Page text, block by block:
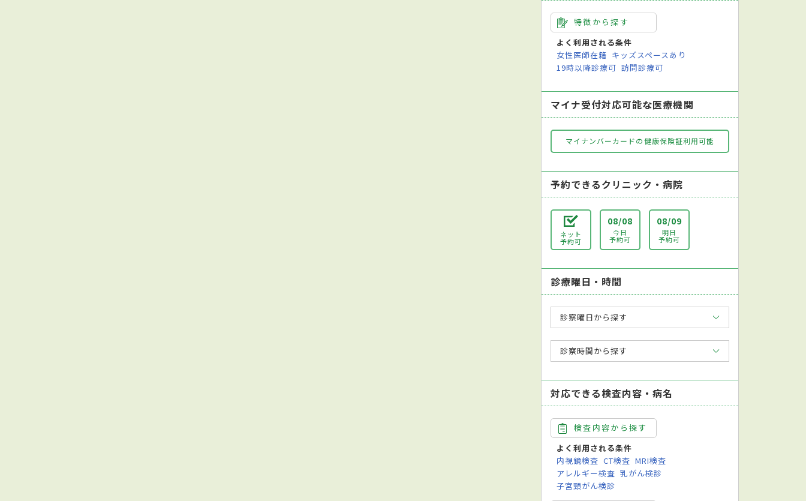
特徴から探す
よく利用される条件
女性医師在籍 キッズスペースあり
19時以降診療可 訪問診療可
マイナ受付対応可能な医療機関
マイナンバーカードの健康保険証利用可能
予約できるクリニック・病院
ネット
予約可
08/08
今日
予約可
08/09
明日
予約可
診療曜日・時間
診察曜日から探す
診察時間から探す
対応できる検査内容・病名
検査内容から探す
よく利用される条件
内視鏡検査 CT検査 MRI検査
アレルギー検査 乳がん検診
子宮頸がん検診